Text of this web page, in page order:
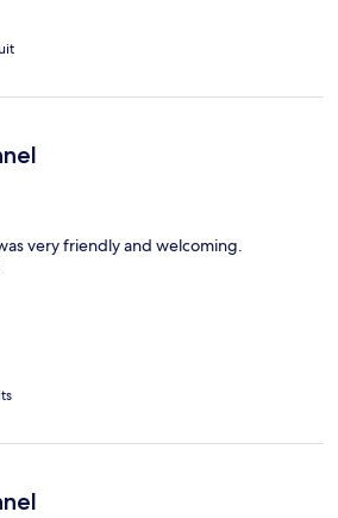
very friendly and welcoming.